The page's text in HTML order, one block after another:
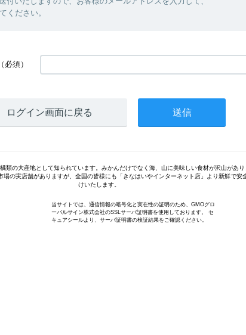
ください。
（必須）
ログイン画面に戻る
類の大産地として知られています。みかんだけでなく海、山に美味しい食材が沢山があ
の実店舗がありますが、全国の皆様にも「きなはいやインターネット店」より新鮮で安
けいたします。
当サイトでは、通信情報の暗号化と実在性の証明のため、GMOグロ
ーバルサイン株式会社のSSLサーバ証明書を使用しております。 セ
キュアシールより、サーバ証明書の検証結果をご確認ください。